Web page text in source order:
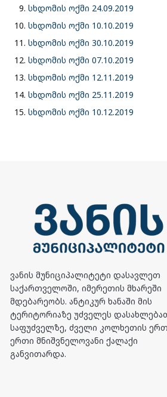
სხდომის ოქმი 24.09.2019
სხდომის ოქმი 10.10.2019
სხდომის ოქმი 30.10.2019
სხდომის ოქმი 07.10.2019
სხდომის ოქმი 12.11.2019
სხდომის ოქმი 25.11.2019
სხდომის ოქმი 10.12.2019
ვანის მუნიციპალიტეტი დასავლეთ
საქართველოში, იმერეთის მხარეში
მდებარეობს. ანტიკურ ხანაში მის
ტერიტორიაზე უძველეს
საფუძველზე, ძველი კოლხეთის
ერთი მნიშვნელოვანი ქალაქი
განვითარდა.